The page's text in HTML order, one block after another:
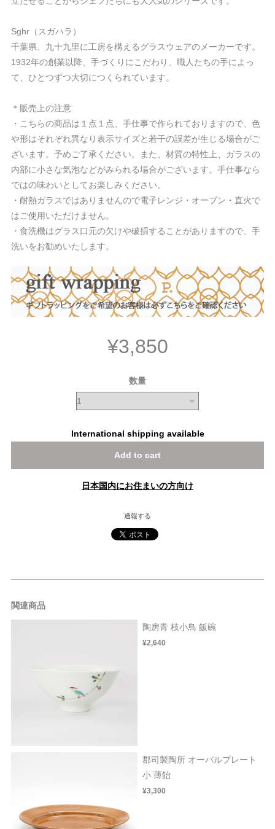
Sghr（スガハラ）
千葉県、九十九里に工房を構えるグラスウェアのメーカーです。
1932年の創業以降、手づくりにこだわり、職人たちの手によっ
て、ひとつずつ大切につくられています。
＊販売上の注意
・こちらの商品は１点１点、手仕事で作られておりますので、色
や形はそれぞれ異なり表示サイズと若干の誤差が生じる場合がご
ざいます。予めご了承ください。また、材質の特性上、ガラスの
内部に小さな気泡などがみられる場合がございます。手仕事なら
ではの味わいとしてお楽しみください。
・耐熱ガラスではありませんので電子レンジ・オーブン・直火で
はご使用いただけません。
・食洗機はグラス口元の欠けや破損することがありますので、手
洗いをお勧めいたします。
¥3,850
数量
International shipping available
Add to cart
日本国内にお住まいの方向け
通報する
関連商品
陶房青 枝小鳥 飯碗
¥2,640
郡司製陶所 オーバルプレート
小 薄飴
¥3,300